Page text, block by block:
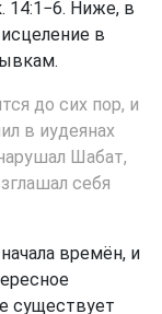
14:1−6. Ниже, в
в
до сих пор, и
в иудеянах
Шабат,
себя
времён, и
существует